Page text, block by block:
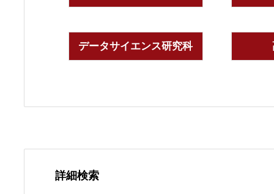
データサイエンス研究科
詳細検索